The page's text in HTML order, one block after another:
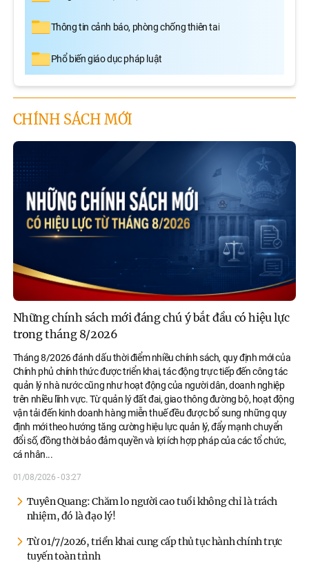
Thông tin cảnh báo, phòng chống thiên tai
Phổ biến giáo dục pháp luật
CHÍNH SÁCH MỚI
Những chính sách mới đáng chú ý bắt đầu có hiệu lực
trong tháng 8/2026
Tháng 8/2026 đánh dấu thời điểm nhiều chính sách, quy định mới của
Chính phủ chính thức được triển khai, tác động trực tiếp đến công tác
quản lý nhà nước cũng như hoạt động của người dân, doanh nghiệp
trên nhiều lĩnh vực. Từ quản lý đất đai, giao thông đường bộ, hoạt động
vận tải đến kinh doanh hàng miễn thuế đều được bổ sung những quy
định mới theo hướng tăng cường hiệu lực quản lý, đẩy mạnh chuyển
đổi số, đồng thời bảo đảm quyền và lợi ích hợp pháp của các tổ chức,
cá nhân...
01/08/2026 - 03:27
Tuyên Quang: Chăm lo người cao tuổi không chỉ là trách
nhiệm, đó là đạo lý!
Từ 01/7/2026, triển khai cung cấp thủ tục hành chính trực
tuyến toàn trình